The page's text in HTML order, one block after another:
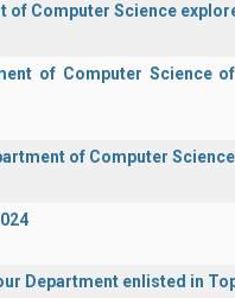
Computer Science
of Computer Science
of Computer
Department enlisted in